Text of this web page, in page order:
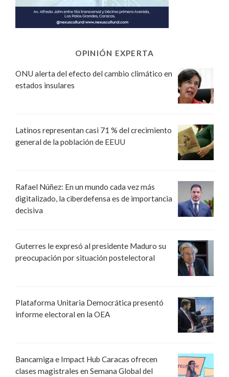
OPINIÓN EXPERTA
ONU alerta del efecto del cambio climático en
estados insulares
Latinos representan casi 71 % del crecimiento
general de la población de EEUU
Rafael Núñez: En un mundo cada vez más
digitalizado, la ciberdefensa es de importancia
decisiva
Guterres le expresó al presidente Maduro su
preocupación por situación postelectoral
Plataforma Unitaria Democrática presentó
informe electoral en la OEA
Bancamiga e Impact Hub Caracas ofrecen
clases magistrales en Semana Global del